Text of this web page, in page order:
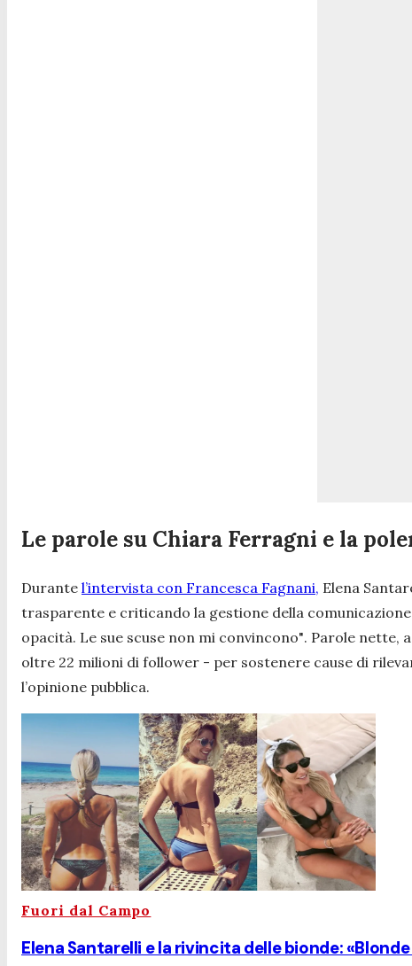
Le parole su Chiara Ferragni e la
Durante l’intervista con Francesca Fagnani, Elena
trasparente e criticando la gestione della
opacità. Le sue scuse non mi convincono". Parole nette,
oltre 22 milioni di follower - per sostenere cause di
l’opinione pubblica.
Fuori dal Campo
Elena Santarelli e la rivincita delle bionde: